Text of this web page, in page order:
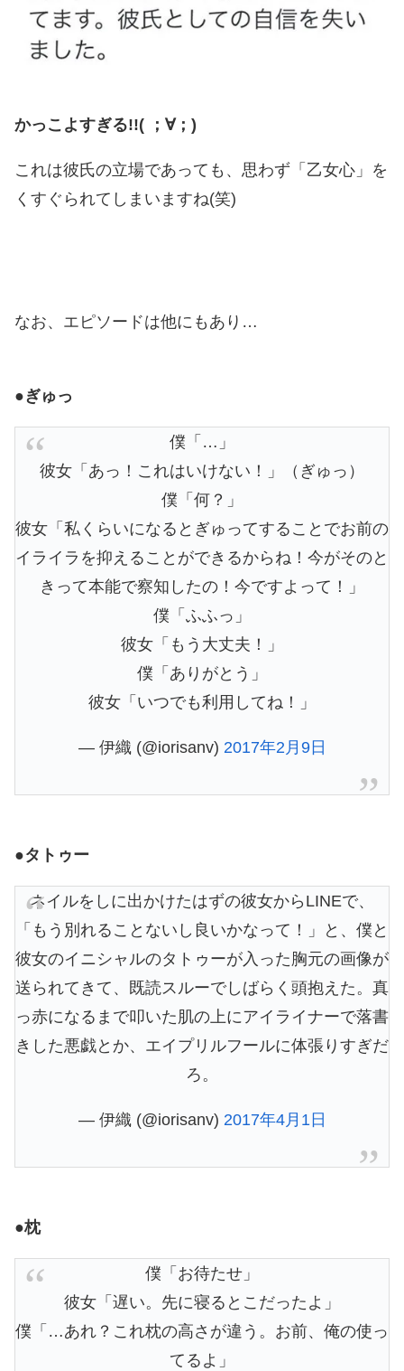
かっこよすぎる!!( ；∀；)
これは彼氏の立場であっても、思わず「乙女心」を
くすぐられてしまいますね(笑)
なお、エピソードは他にもあり…
●ぎゅっ
僕「…」
彼女「あっ！これはいけない！」（ぎゅっ）
僕「何？」
彼女「私くらいになるとぎゅってすることでお前の
イライラを抑えることができるからね！今がそのと
きって本能で察知したの！今ですよって！」
僕「ふふっ」
彼女「もう大丈夫！」
僕「ありがとう」
彼女「いつでも利用してね！」
— 伊織 (@iorisanv) 2017年2月9日
●タトゥー
ネイルをしに出かけたはずの彼女からLINEで、
「もう別れることないし良いかなって！」と、僕と
彼女のイニシャルのタトゥーが入った胸元の画像が
送られてきて、既読スルーでしばらく頭抱えた。真
っ赤になるまで叩いた肌の上にアイライナーで落書
きした悪戯とか、エイプリルフールに体張りすぎだ
ろ。
— 伊織 (@iorisanv) 2017年4月1日
●枕
僕「お待たせ」
彼女「遅い。先に寝るとこだったよ」
僕「…あれ？これ枕の高さが違う。お前、俺の使っ
てるよ」